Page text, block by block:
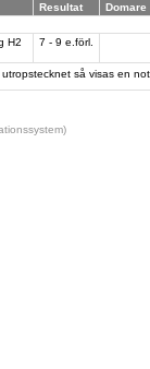
Resultat Domare
så visas en
H2 7 - 9 e.förl.